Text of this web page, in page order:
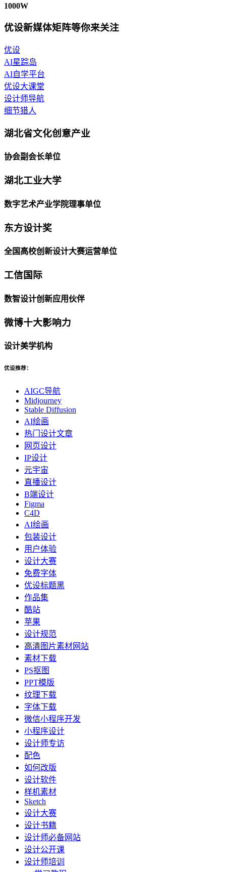
1000W
优设新媒体矩阵等你来关注
优设
AI星踪岛
AI自学平台
优设大课堂
设计师导航
细节猎人
湖北省文化创意产业
协会副会长单位
湖北工业大学
数字艺术产业学院理事单位
东方设计奖
全国高校创新设计大赛运营单位
工信国际
数智设计创新应用伙伴
微博十大影响力
设计美学机构
优设推荐：
AIGC导航
Midjourney
Stable Diffusion
AI绘画
热门设计文章
网页设计
IP设计
元宇宙
直播设计
B端设计
Figma
C4D
AI绘画
包装设计
用户体验
设计大赛
免费字体
优设标题黑
作品集
酷站
苹果
设计规范
高清图片素材网站
素材下载
PS抠图
PPT模版
纹理下载
字体下载
微信小程序开发
小程序设计
设计师专访
配色
如何改版
设计软件
样机素材
Sketch
设计大赛
设计书籍
设计师必备网站
设计公开课
设计师培训